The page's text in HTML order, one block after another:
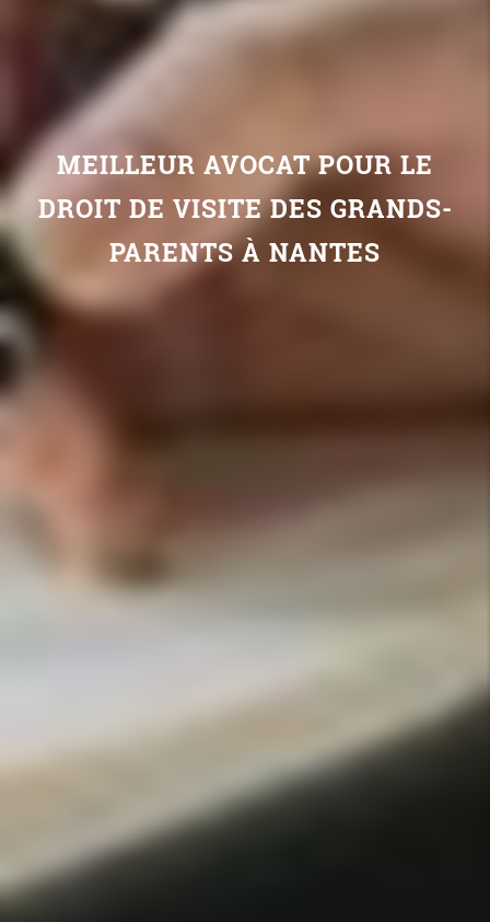
MEILLEUR AVOCAT POUR LE
DROIT DE VISITE DES GRANDS-
PARENTS À NANTES